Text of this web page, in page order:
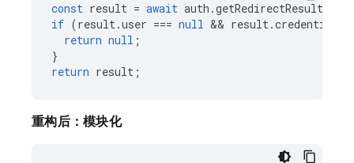
const result = await auth .getRedirectResult
if (result.user === null && result.credential
return null ;
}
return result ;
重构后：模块化